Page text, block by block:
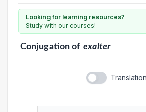
Looking for learning resources?
Study with our courses!
Conjugationof exalter
Translation